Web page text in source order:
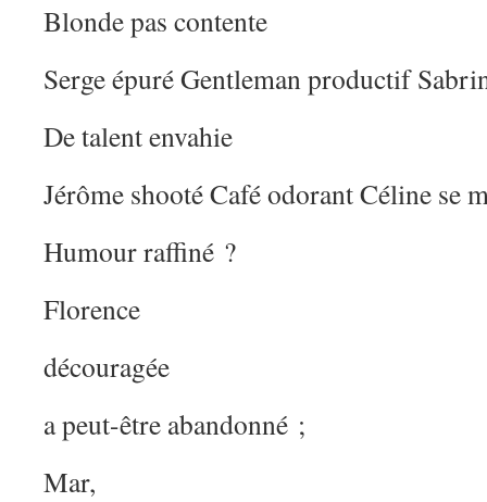
Blonde pas contente
Serge épuré Gentleman productif
De talent envahie
Jérôme shooté Café odorant Céline se
Humour raffiné ?
Florence
découragée
a peut-être abandonné ;
Mar,